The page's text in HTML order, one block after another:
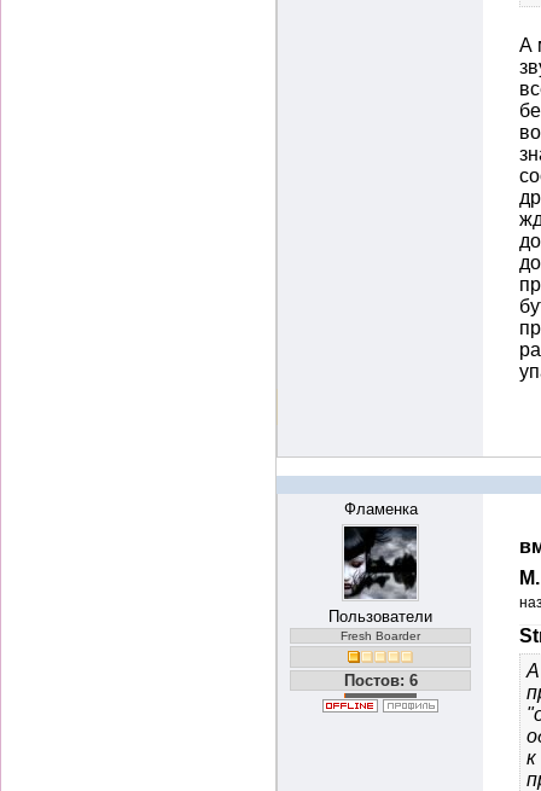
А
Фламенка
Пользователи
Fresh Boarder
Постов: 6
А
к